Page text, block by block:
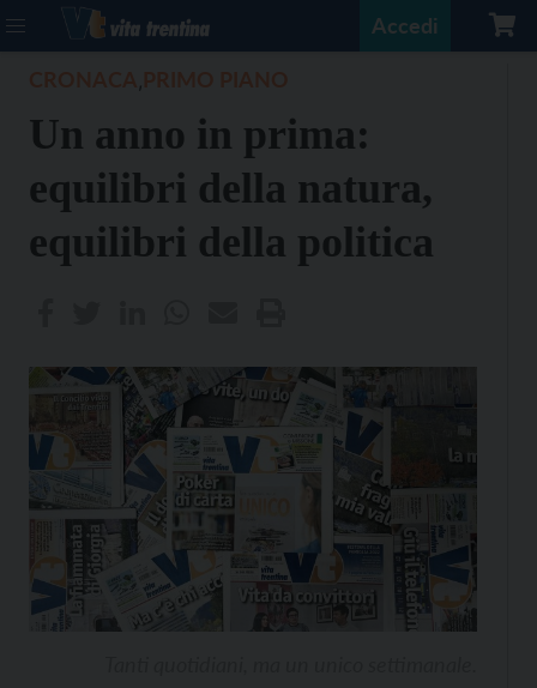
Accedi
,
Un anno in prima:
equilibri della natura,
equilibri della politica